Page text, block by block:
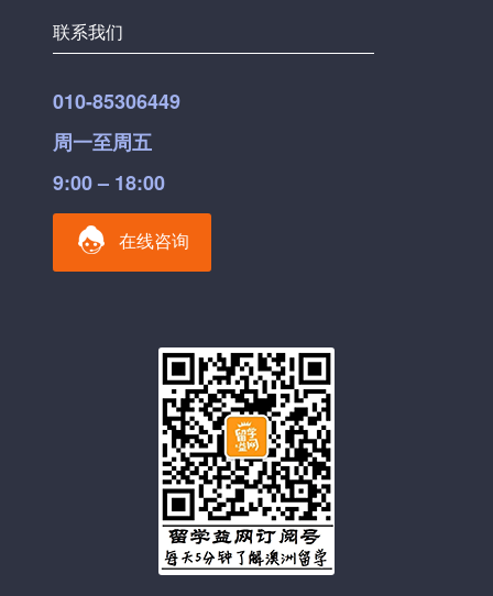
联系我们
010-85306449
周一至周五
9:00 – 18:00
在线咨询